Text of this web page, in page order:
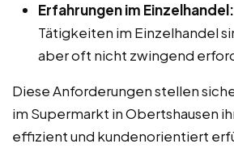
Erfahrungen im Einzelhandel:
Tätigkeiten im Einzelhandel
aber oft nicht zwingend
Diese Anforderungen stellen
im Supermarkt in Obertshausen
effizient und kundenorientiert